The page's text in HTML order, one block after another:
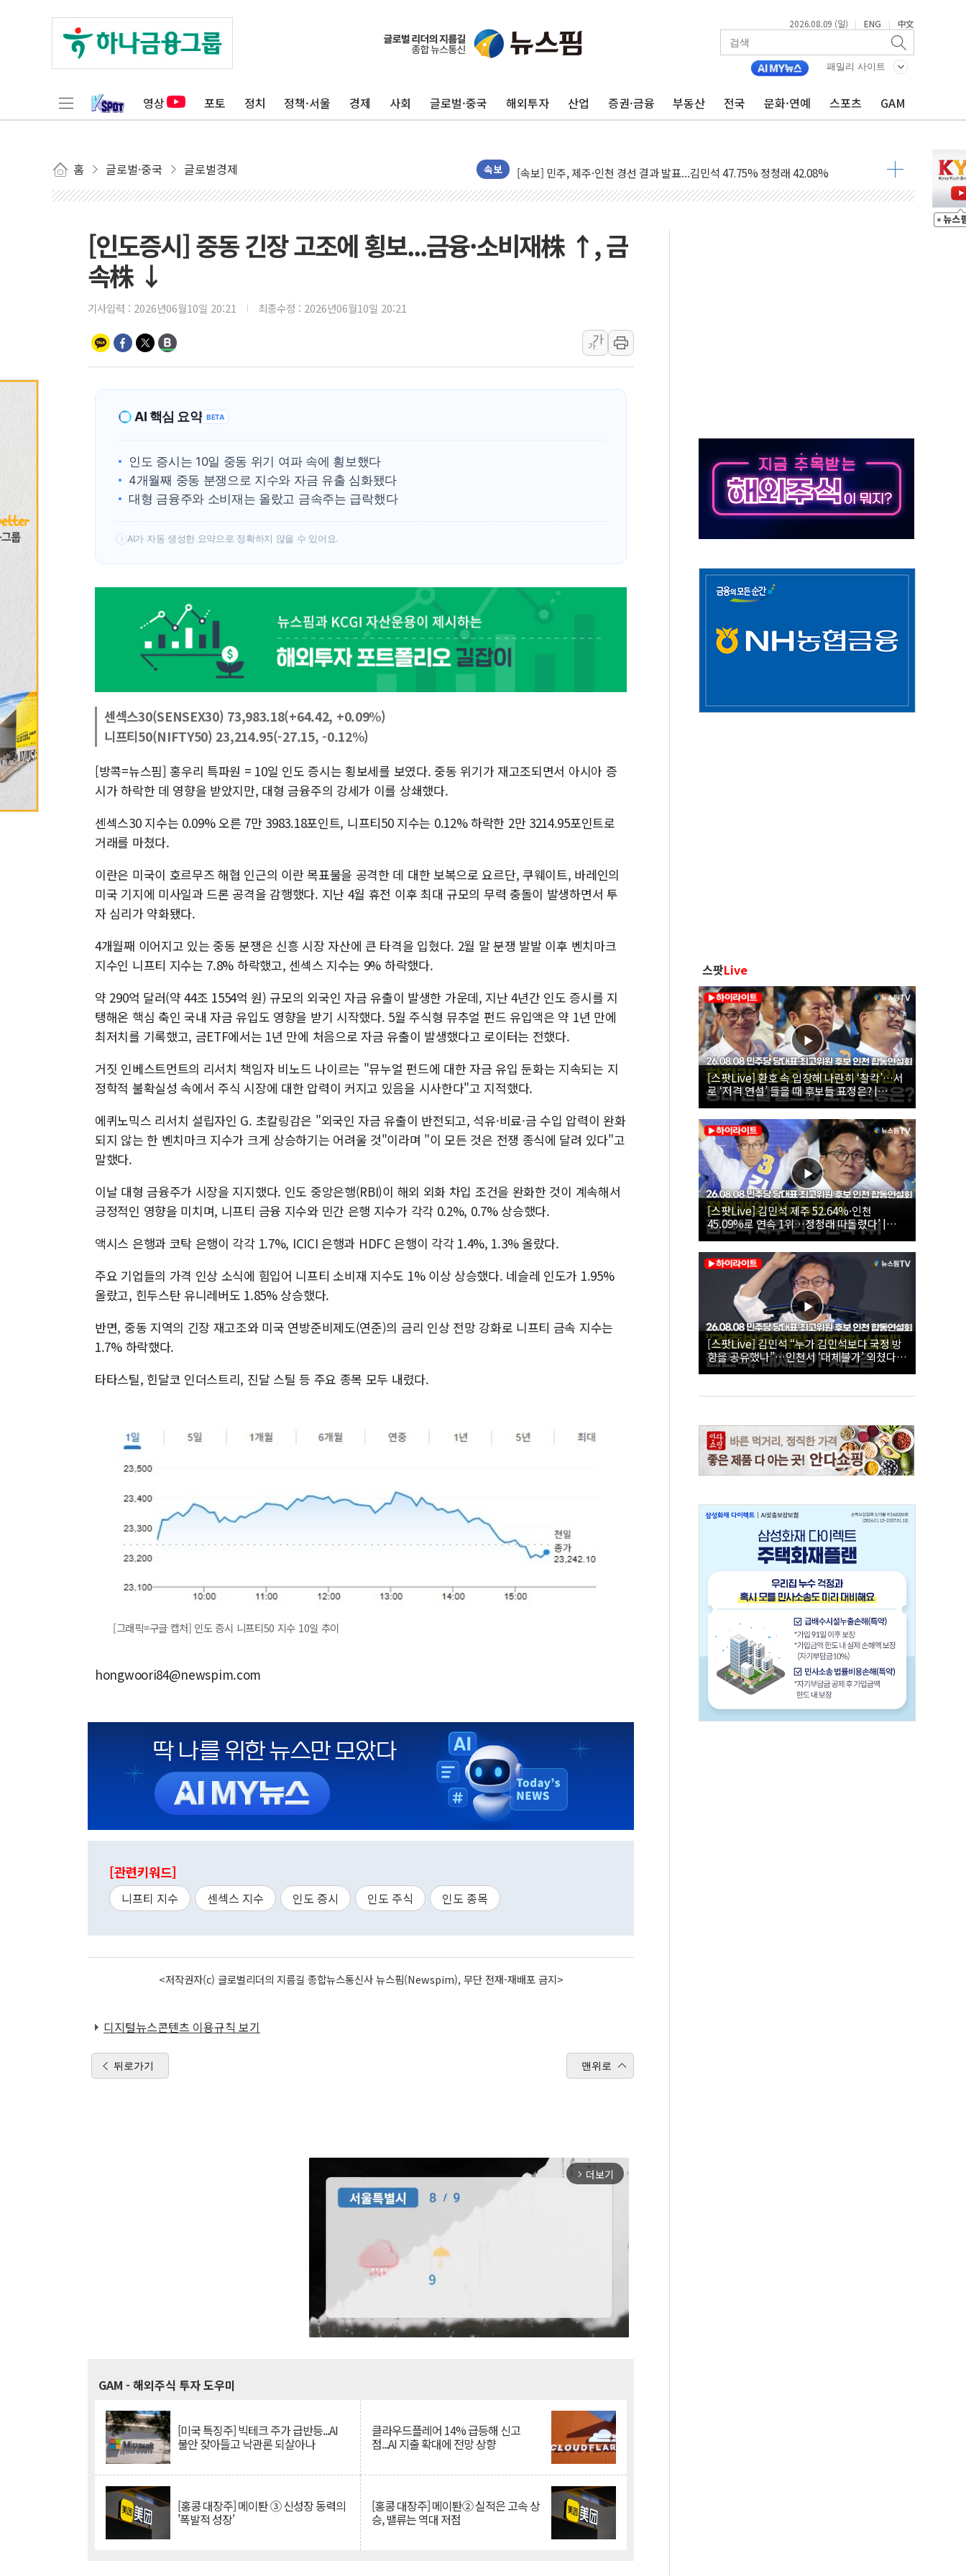
2026.08.09 (일) | ENG | 中文
패밀리 사이트
영상 포토 정치 정책·서울 경제 사회 글로벌·중국 해외투자 산업 증권·금융 부동산 전국 문화·연예 스포츠 GAM
홈 글로벌·중국 글로벌경제 속보
포항시 재난예산 40억 긴급 투입…고수온 양식장 복구·지원 '총력'
울진·영덕 '호우특보'-포항 '산사태 주의보'...경북도, 호우 피해·통제구간 없어
인천 합동연설회 나선 송영길·정청래·김민석 당대표 후보
김민석, 2주차 제주·인천 경선서 정청래에 승리...47.75% vs 42.08%
[속보] 민주, 제주·인천 경선 결과 발표...김민석 47.75% 정청래 42.08%
[속보] 민주, 인천 경선 결과 발표...김민석 45.09% 정청래 43.27% 송영길 11.63%
이번주 국내 주요 금융일정(8.10~8.14)
美, 이란전 출구전략 만지작…공습 한계·탄약 부족 현실화
李대통령 "결혼 때문에 손해 보는 일 없게"…'결혼 페널티' 22개 과제 손본다
여수 오동도 인근 해상서 모터보트 전복…1명 사망·1명 실종
'화합' 꺼낸 김민석에 '뻔뻔' 받아친 정청래…제주 연설서 신경전 고조
[인도증시] 중동 긴장 고조에 횡보...금융·소비재株 ↑, 금
속株 ↓
기사입력 : 2026년06월10일 20:21 최종수정 : 2026년06월10일 20:21
가
가
AI 핵심 요약 BETA
인도 증시는 10일 중동 위기 여파 속에 횡보했다
4개월째 중동 분쟁으로 지수와 자금 유출 심화됐다
대형 금융주와 소비재는 올랐고 금속주는 급락했다
! AI가 자동 생성한 요약으로 정확하지 않을 수 있어요.
센섹스30(SENSEX30) 73,983.18(+64.42, +0.09%)
니프티50(NIFTY50) 23,214.95(-27.15, -0.12%)
[방콕=뉴스핌] 홍우리 특파원 = 10일 인도 증시는 횡보세를 보였다. 중동 위기가 재고조되면서 아시아 증
시가 하락한 데 영향을 받았지만, 대형 금융주의 강세가 이를 상쇄했다.
센섹스30 지수는 0.09% 오른 7만 3983.18포인트, 니프티50 지수는 0.12% 하락한 2만 3214.95포인트로
거래를 마쳤다.
이란은 미국이 호르무즈 해협 인근의 이란 목표물을 공격한 데 대한 보복으로 요르단, 쿠웨이트, 바레인의
미국 기지에 미사일과 드론 공격을 감행했다. 지난 4월 휴전 이후 최대 규모의 무력 충돌이 발생하면서 투
자 심리가 약화됐다.
4개월째 이어지고 있는 중동 분쟁은 신흥 시장 자산에 큰 타격을 입혔다. 2월 말 분쟁 발발 이후 벤치마크
지수인 니프티 지수는 7.8% 하락했고, 센섹스 지수는 9% 하락했다.
약 290억 달러(약 44조 1554억 원) 규모의 외국인 자금 유출이 발생한 가운데, 지난 4년간 인도 증시를 지
탱해온 핵심 축인 국내 자금 유입도 영향을 받기 시작했다. 5월 주식형 뮤추얼 펀드 유입액은 약 1년 만에
최저치를 기록했고, 금ETF에서는 1년 만에 처음으로 자금 유출이 발생했다고 로이터는 전했다.
거짓 인베스트먼트의 리서치 책임자 비노드 나이르는 "뮤누얼 펀드에 대한 자금 유입 둔화는 지속되는 지
정학적 불확실성 속에서 주식 시장에 대한 압력이 커지고 있음을 시사한다"고 지적했다.
에퀴노믹스 리서치 설립자인 G. 초칼링감은 "외국인 자금 유출이 반전되고, 석유·비료·금 수입 압력이 완화
되지 않는 한 벤치마크 지수가 크게 상승하기는 어려울 것"이라며 "이 모든 것은 전쟁 종식에 달려 있다"고
말했다.
이날 대형 금융주가 시장을 지지했다. 인도 중앙은행(RBI)이 해외 외화 차입 조건을 완화한 것이 계속해서
긍정적인 영향을 미치며, 니프티 금융 지수와 민간 은행 지수가 각각 0.2%, 0.7% 상승했다.
액시스 은행과 코탁 은행이 각각 1.7%, ICICI 은행과 HDFC 은행이 각각 1.4%, 1.3% 올랐다.
주요 기업들의 가격 인상 소식에 힘입어 니프티 소비재 지수도 1% 이상 상승했다. 네슬레 인도가 1.95%
올랐고, 힌두스탄 유니레버도 1.85% 상승했다.
반면, 중동 지역의 긴장 재고조와 미국 연방준비제도(연준)의 금리 인상 전망 강화로 니프티 금속 지수는
1.7% 하락했다.
타타스틸, 힌달코 인더스트리, 진달 스틸 등 주요 종목 모두 내렸다.
[그래픽=구글 캡처] 인도 증시 니프티50 지수 10일 추이
hongwoori84@newspim.com
[관련키워드]
니프티 지수 센섹스 지수 인도 증시 인도 주식 인도 종목
<저작권자(c) 글로벌리더의 지름길 종합뉴스통신사 뉴스핌(Newspim), 무단 전재-재배포 금지>
디지털뉴스콘텐츠 이용규칙 보기
뒤로가기 맨위로
arrow_forward_ios 더보기
GAM - 해외주식 투자 도우미
[미국 특징주] 빅테크 주가 급반등...AI
불안 잦아들고 낙관론 되살아나
클라우드플레어 14% 급등해 신고
점...AI 지출 확대에 전망 상향
[홍콩 대장주] 메이퇀 ③ 신성장 동력의
'폭발적 성장'
[홍콩 대장주] 메이퇀② 실적은 고속 상
승, 밸류는 역대 저점
스팟Live
[스팟Live] 환호 속 입장해 나란히 ‘찰칵’…서
로 ‘저격 연설’ 들을 때 후보들 표정은? |
26.08.08 더불어민주당 당대표·최고위원 후
보 인천 합동연설회
[스팟Live] 김민석 제주 52.64%·인천
45.09%로 연속 1위…정청래 따돌렸다’ |
26.08.08 더불어민주당 당대표·최고위원 후
보 인천 합동연설회
[스팟Live] 김민석 “누가 김민석보다 국정 방
향을 공유했나”…인천서 ‘대체불가’ 외쳤다 |
26.08.08 더불어민주당 당대표·최고위원 후